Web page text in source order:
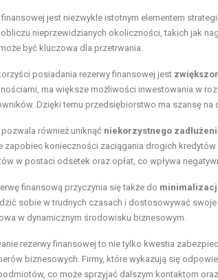
jest niezwykle istotnym elementem
nieprzewidzianych okoliczności, takich jak
być kluczowa dla przetrwania.
posiadania rezerwy finansowej jest
ma większe możliwości inwestowania w
Dzięki temu przedsiębiorstwo ma szansę na
również uniknąć niekorzystnego
zapobiec konieczności zaciągania drogich
w postaci odsetek oraz opłat, co wpływa
finansową przyczynia się także do
sobie w trudnych czasach i dostosowywać
w dynamicznym środowisku biznesowym.
rezerwy finansowej to nie tylko kwestia
biznesowych. Firmy, które wykazują się
co może sprzyjać dalszym kontaktom oraz